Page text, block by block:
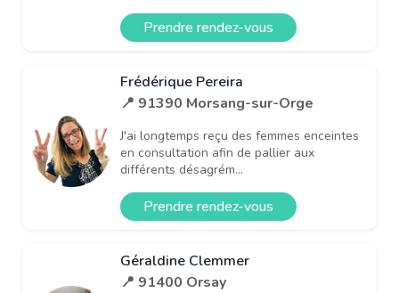
Prendre rendez-vous
Frédérique Pereira
📍 91390 Morsang-sur-Orge
J'ai longtemps reçu des femmes enceintes
en consultation afin de pallier aux
différents désagrém...
Prendre rendez-vous
Géraldine Clemmer
📍 91400 Orsay